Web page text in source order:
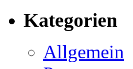
Kategorien
Allgemein